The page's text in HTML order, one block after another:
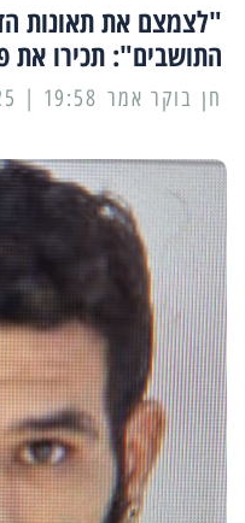
"לצמצם את תאונות
התושבים": תכירו את
19:58 | 30/03/2025